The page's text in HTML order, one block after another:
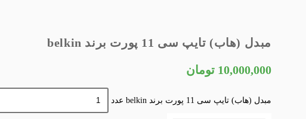
مبدل (هاب) تایپ سی 11 پورت برند belkin
10,000,000 تومان
مبدل (هاب) تایپ سی 11 پورت برند belkin عدد